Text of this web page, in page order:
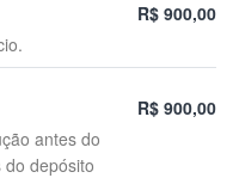
R$ 900,00
antes do
depósito
R$ 900,00